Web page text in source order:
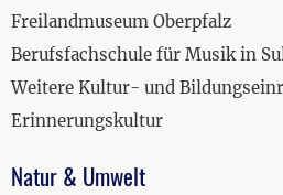
Freilandmuseum Oberpfalz
Berufsfachschule für Musik in
Weitere Kultur- und
Erinnerungskultur
Natur & Umwelt